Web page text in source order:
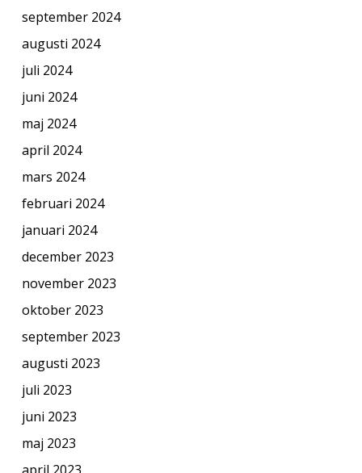
september 2024
augusti 2024
juli 2024
juni 2024
maj 2024
april 2024
mars 2024
februari 2024
januari 2024
december 2023
november 2023
oktober 2023
september 2023
augusti 2023
juli 2023
juni 2023
maj 2023
april 2023